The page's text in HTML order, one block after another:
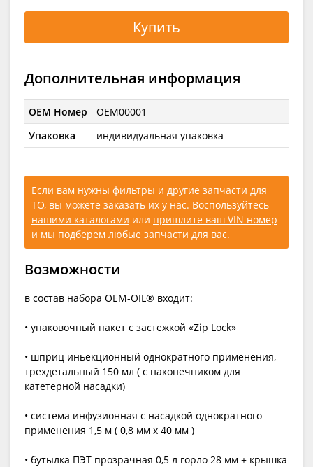
Купить
Дополнительная информация
OEM Номер
OEM00001
Упаковка
индивидуальная упаковка
Если вам нужны фильтры и другие запчасти для
ТО, вы можете заказать их у нас. Воспользуйтесь
нашими каталогами или пришлите ваш VIN номер
и мы подберем любые запчасти для вас.
Возможности
в состав набора OEM-OIL® входит:
• упаковочный пакет с застежкой «Zip Lock»
• шприц иньекционный однократного применения,
трехдетальный 150 мл ( с наконечником для
катетерной насадки)
• система инфузионная с насадкой однократного
применения 1,5 м ( 0,8 мм х 40 мм )
• бутылка ПЭТ прозрачная 0,5 л горло 28 мм + крышка